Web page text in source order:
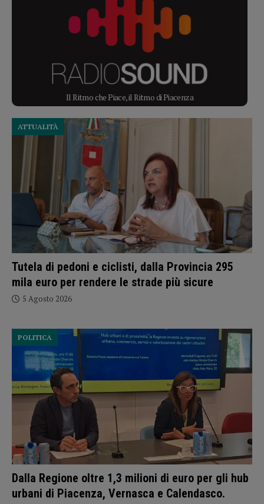
Il Ritmo che Piace, il Ritmo di Piacenza
Tutela di pedoni e ciclisti, dalla Provincia 295
mila euro per rendere le strade più sicure
ATTUALITÀ
5 Agosto 2026
Dalla Regione oltre 1,3 milioni di euro per gli hub
urbani di Piacenza, Vernasca e Calendasco.
POLITICA